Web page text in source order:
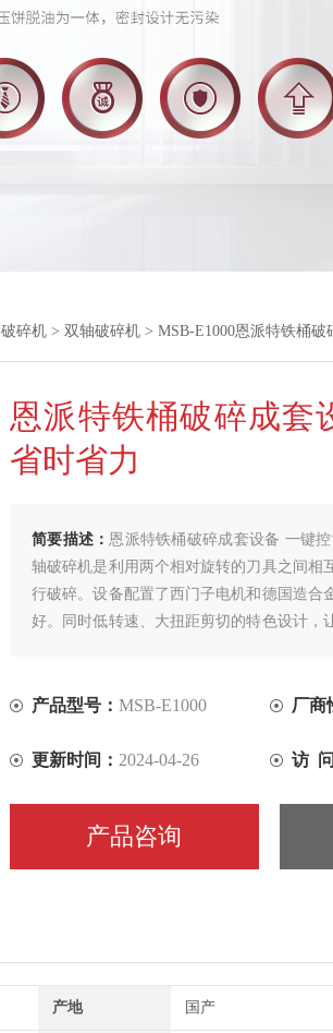
破碎机 > 双轴破碎机 > MSB-E1000恩派特铁桶
恩派特铁桶破碎成套
省时省力
简要描述：恩派特铁桶破碎成套设备 一键
轴破碎机是利用两个相对旋转的刀具之间相
行破碎。设备配置了西门子电机和德国造合
好。同时低转速、大扭距剪切的特色设计，
产品型号： MSB-E1000 厂商
更新时间： 2024-04-26 访
产品咨询
产地 国产